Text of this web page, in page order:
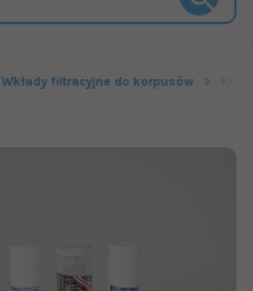
Wkłady filtracyjne do korpusów